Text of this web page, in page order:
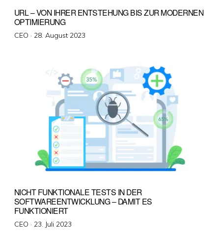
URL – VON IHRER ENTSTEHUNG BIS ZUR MODERNEN
OPTIMIERUNG
CEO · Veröffentlicht
28. August 2023
NICHT FUNKTIONALE TESTS IN DER
SOFTWAREENTWICKLUNG – DAMIT ES
FUNKTIONIERT
CEO · Veröffentlicht
23. Juli 2023